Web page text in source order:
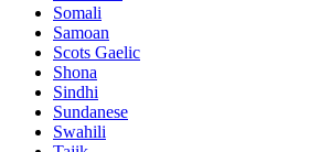
Somali
Samoan
Scots Gaelic
Shona
Sindhi
Sundanese
Swahili